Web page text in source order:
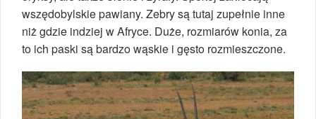
wszędobylskie pawiany. Zebry są tutaj zupełnie inne
niż gdzie indziej w Afryce. Duże, rozmiarów konia, za
to ich paski są bardzo wąskie i gęsto rozmieszczone.